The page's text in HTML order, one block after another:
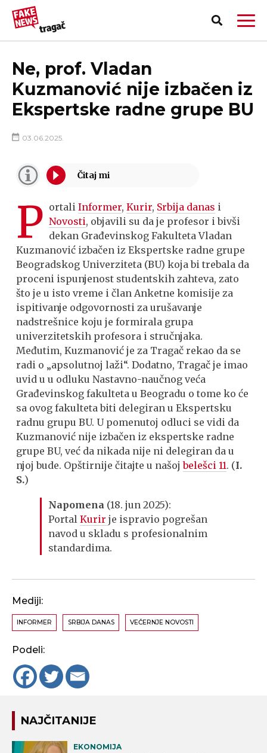
PRIJAVI LAŽNU VEST!
Ne, prof. Vladan
Kuzmanović nije izbačen iz
Ekspertske radne grupe BU
03.06.2025.
P ortaliInformer,Kurir, Srbija danas i
Novosti, objavili su da je profesor i bivši
dekan Građevinskog Fakulteta Vladan
Kuzmanović izbačen iz Ekspertske radne grupe
Beogradskog Univerziteta (BU) koja bi trebala da
proceni ispunjenost studentskih zahteva, zato
što je u isto vreme i član Anketne komisije za
ispitivanje odgovornosti za urušavanje
nadstrešnice koju je formirala grupa
univerzitetskih profesora i stručnjaka.
Međutim, Kuzmanović je za Tragač rekao da se
radi o „apsolutnoj laži“. Dodatno, Tragač je imao
uvid u u odluku Nastavno-naučnog veća
Građevinskog fakulteta u Beogradu o tome ko će
sa ovog fakulteta biti delegiran u Ekspertsku
radnu grupu BU. U pomenutoj odluci se vidi da
Kuzmanović nije izbačen iz ekspertske radne
grupe BU, već da nikada nije ni delegiran da u
njoj bude. Opštirnije čitajte u našojbelešci 11. (I.
S.)
Napomena (18. jun 2025):
Portal Kurir je ispravio pogrešan
navod u skladu s profesionalnim
standardima.
Mediji:
INFORMER SRBIJA DANAS VEČERNJE NOVOSTI
Podeli:
NAJČITANIJE
EKONOMIJA